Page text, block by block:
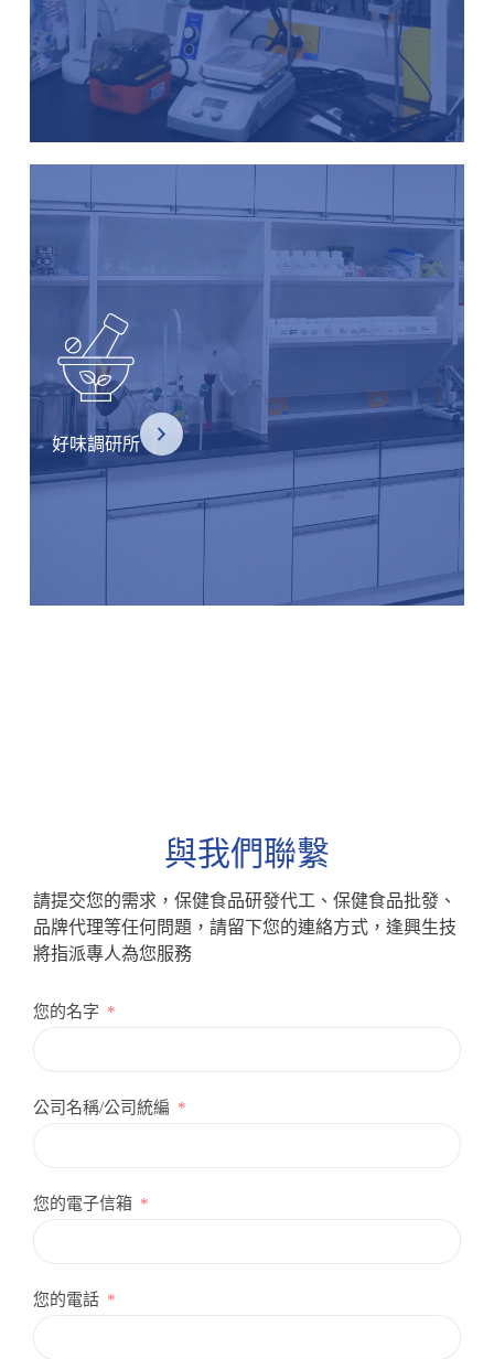
好味調研所
與我們聯繫
請提交您的需求，保健食品研發代工、保健食品批發、
品牌代理等任何問題，請留下您的連絡方式，逢興生技
將指派專人為您服務
您的名字
公司名稱/公司統編
您的電子信箱
您的電話